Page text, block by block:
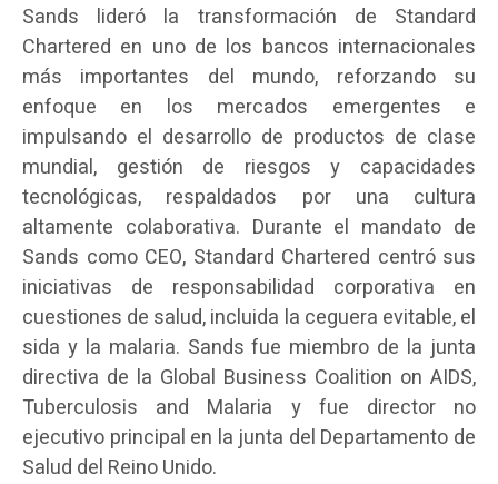
Sands lideró la transformación de Standard
Chartered en uno de los bancos internacionales
más importantes del mundo, reforzando su
enfoque en los mercados emergentes e
impulsando el desarrollo de productos de clase
mundial, gestión de riesgos y capacidades
tecnológicas, respaldados por una cultura
altamente colaborativa. Durante el mandato de
Sands como CEO, Standard Chartered centró sus
iniciativas de responsabilidad corporativa en
cuestiones de salud, incluida la ceguera evitable, el
sida y la malaria. Sands fue miembro de la junta
directiva de la Global Business Coalition on AIDS,
Tuberculosis and Malaria y fue director no
ejecutivo principal en la junta del Departamento de
Salud del Reino Unido.